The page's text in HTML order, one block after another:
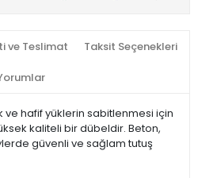
ve Teslimat Taksit Seçenekleri
ve hafif yüklerin sabitlenmesi için
kaliteli bir dübeldir. Beton,
güvenli ve sağlam tutuş